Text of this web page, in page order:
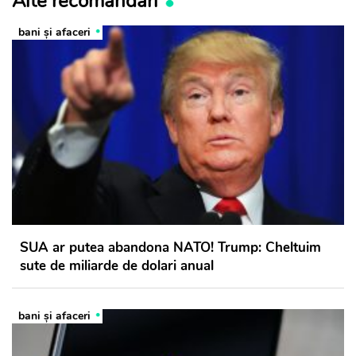
bani și afaceri
SUA ar putea abandona NATO! Trump: Cheltuim
sute de miliarde de dolari anual
bani și afaceri